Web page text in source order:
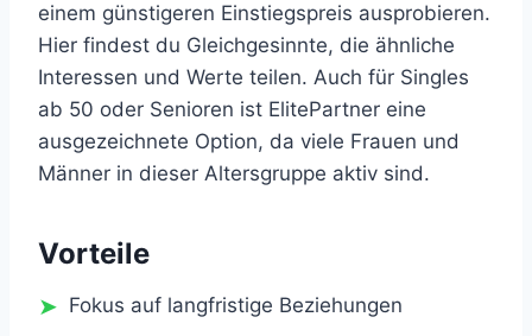
einem günstigeren Einstiegspreis ausprobieren.
Hier findest du Gleichgesinnte, die ähnliche
Interessen und Werte teilen. Auch für Singles
ab 50 oder Senioren ist ElitePartner eine
ausgezeichnete Option, da viele Frauen und
Männer in dieser Altersgruppe aktiv sind.
Vorteile
Fokus auf langfristige Beziehungen